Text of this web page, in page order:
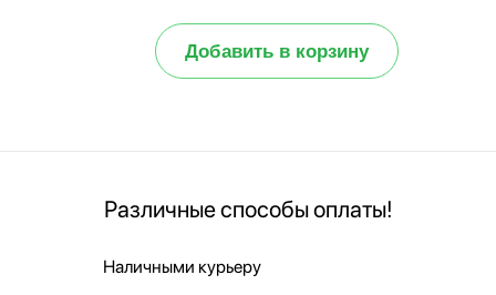
Добавить в корзину
Различные способы оплаты!
Наличными курьеру